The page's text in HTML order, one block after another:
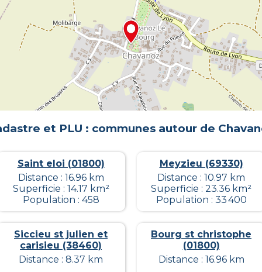
et PLU : communes autour de
Saint eloi (01800)
Distance : 16.96 km
Superficie : 14.17 km²
Population : 458
Meyzieu (69330)
Distance : 10.97 km
Superficie : 23.36 km²
Population : 33 400
Siccieu st julien et
carisieu (38460)
Distance : 8.37 km
Bourg st christophe
(01800)
Distance : 16.96 km